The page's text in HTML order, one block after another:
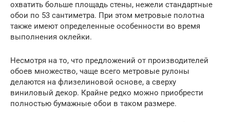
охватить больше площадь стены, нежели стандартные
обои по 53 сантиметра. При этом метровые полотна
также имеют определенные особенности во время
выполнения оклейки.
Несмотря на то, что предложений от производителей
обоев множество, чаще всего метровые рулоны
делаются на флизелиновой основе, а сверху
виниловый декор. Крайне редко можно приобрести
полностью бумажные обои в таком размере.